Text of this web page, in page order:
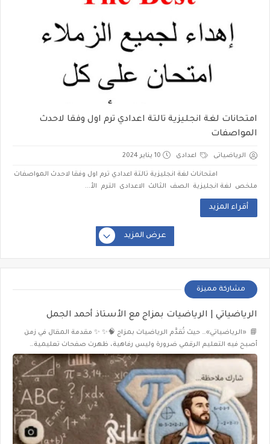
امتحانات لغة انجليزية تالتة اعدادي ترم اول وفقا لاحدث
المواصفات
الرياضياتى اعدادى 10 يناير 2024
امتحانات لغة انجليزية تالتة اعدادي ترم اول وفقا لاحدث المواصفات
ملخص لغة انجليزية الصف الثالث الاعدادى الترم الأ...
أقراء المزيد
عرض المزيد
مشاركة مميزة
الرياضياتي | الرياضيات بمزاج مع الأستاذ أحمد الجمل
📘 «الرياضياتي»… حيث تُقدَّم الرياضيات بمزاج 🧠✨ ✨ مقدمة المقال في زمن
أصبح فيه التعليم الرقمي ضرورة وليس رفاهية، ظهرت صفحات تعليمية…